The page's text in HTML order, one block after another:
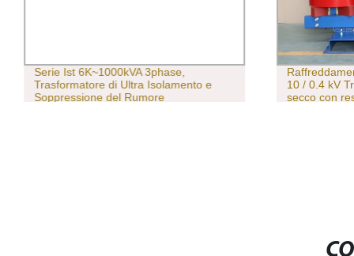
Serie Ist 6K~1000kVA 3phase,
Trasformatore di Ultra Isolamento e
Soppressione del Rumore
10 / 0.4 kV
secco con